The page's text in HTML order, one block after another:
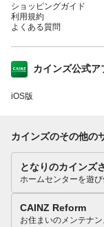
ショッピングガイド
利用規約
よくある質問
カインズ公式ア
iOS版
カインズのその他の
となりのカインズ
ホームセンターを遊
CAINZ Reform
お住まいのメンテナ